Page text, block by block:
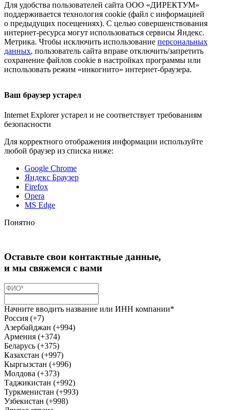
Для удобства пользователей сайта ООО «ДИРЕКТУМ»
поддерживается технология cookie (файл с информацией
о предыдущих посещениях). С целью совершенствования
интернет-ресурса могут использоваться сервисы Яндекс.
Метрика. Чтобы исключить использование персональных
данных, пользователь сайта вправе отключить/запретить
сохранение файлов cookie в настройках программы или
использовать режим «инкогнито» интернет-браузера.
Ваш браузер устарел
Internet Explorer устарел и не соответствует требованиям
безопасности
Для корректного отображения информации используйте
любой браузер из списка ниже:
Google Chrome
Яндекс Браузер
Firefox
Opera
MS Edge
Понятно
Оставьте свои контактные данные,
и мы свяжемся с вами
Начните вводить название или ИНН компании*
Россия (+7)
Азербайджан (+994)
Армения (+374)
Беларусь (+375)
Казахстан (+997)
Кыргызстан (+996)
Молдова (+373)
Таджикистан (+992)
Туркменистан (+993)
Узбекистан (+998)